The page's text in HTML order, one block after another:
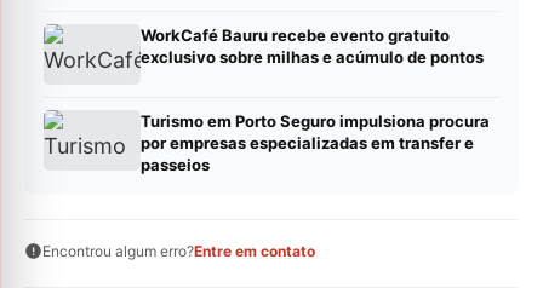
WorkCafé Bauru recebe evento gratuito
exclusivo sobre milhas e acúmulo de pontos
Turismo em Porto Seguro impulsiona procura
por empresas especializadas em transfer e
passeios
Encontrou algum erro?Entre em contato